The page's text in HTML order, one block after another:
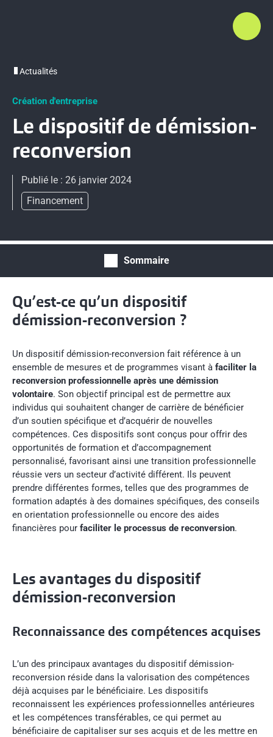
Actualités
Création d'entreprise
Le dispositif de démission-
reconversion
Publié le : 26 janvier 2024
Financement
Sommaire
Qu’est-ce qu’un dispositif
démission-reconversion ?
Un dispositif démission-reconversion fait référence à un
ensemble de mesures et de programmes visant à faciliter la
reconversion professionnelle après une démission
volontaire. Son objectif principal est de permettre aux
individus qui souhaitent changer de carrière de bénéficier
d’un soutien spécifique et d’acquérir de nouvelles
compétences. Ces dispositifs sont conçus pour offrir des
opportunités de formation et d’accompagnement
personnalisé, favorisant ainsi une transition professionnelle
réussie vers un secteur d’activité différent. Ils peuvent
prendre différentes formes, telles que des programmes de
formation adaptés à des domaines spécifiques, des conseils
en orientation professionnelle ou encore des aides
financières pour faciliter le processus de reconversion.
Les avantages du dispositif
démission-reconversion
Reconnaissance des compétences acquises
L’un des principaux avantages du dispositif démission-
reconversion réside dans la valorisation des compétences
déjà acquises par le bénéficiaire. Les dispositifs
reconnaissent les expériences professionnelles antérieures
et les compétences transférables, ce qui permet au
bénéficiaire de capitaliser sur ses acquis et de les mettre en